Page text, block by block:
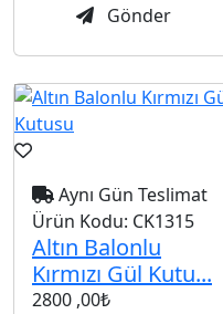
Gönder
Aynı Gün Teslimat
Ürün Kodu: CK1315
Altın Balonlu
Kırmızı Gül Kutu...
2800 ,00₺